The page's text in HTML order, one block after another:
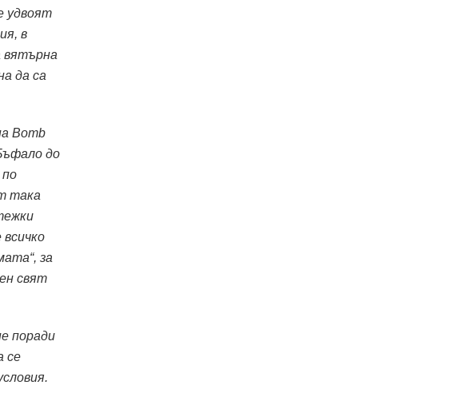
удвоят
в
вятърна
да са
Bomb
до
така
за
свят
поради
се